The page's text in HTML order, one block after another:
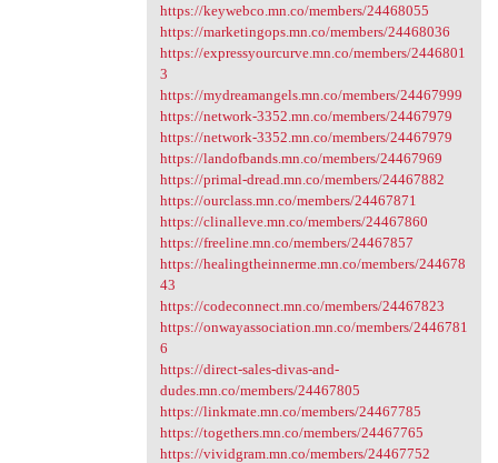
https://keywebco.mn.co/members/24468055
https://marketingops.mn.co/members/24468036
https://expressyourcurve.mn.co/members/2446801
3
https://mydreamangels.mn.co/members/24467999
https://network-3352.mn.co/members/24467979
https://network-3352.mn.co/members/24467979
https://landofbands.mn.co/members/24467969
https://primal-dread.mn.co/members/24467882
https://ourclass.mn.co/members/24467871
https://clinalleve.mn.co/members/24467860
https://freeline.mn.co/members/24467857
https://healingtheinnerme.mn.co/members/244678
43
https://codeconnect.mn.co/members/24467823
https://onwayassociation.mn.co/members/2446781
6
https://direct-sales-divas-and-
dudes.mn.co/members/24467805
https://linkmate.mn.co/members/24467785
https://togethers.mn.co/members/24467765
https://vividgram.mn.co/members/24467752